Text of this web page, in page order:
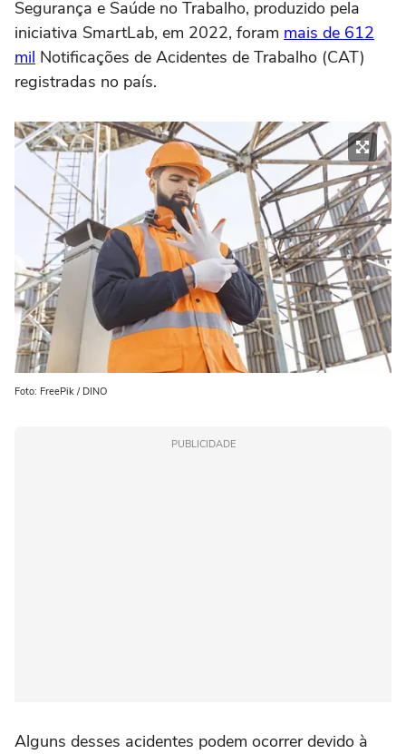
Segurança e Saúde no Trabalho, produzido pela
iniciativa SmartLab, em 2022, foram mais de 612
mil Notificações de Acidentes de Trabalho (CAT)
registradas no país.
Foto: FreePik / DINO
PUBLICIDADE
Alguns desses acidentes podem ocorrer devido à